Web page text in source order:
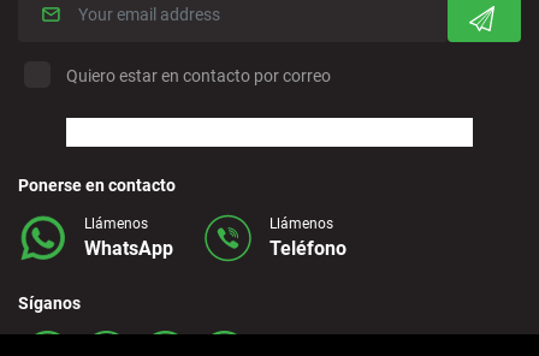
Marbella - Estepona
Finestrat - Playa
Fuerteventura - Aeropuerto
Granada - Centro
Quiero estar en contacto por correo
Ponerse en contacto
Llámenos
WhatsApp
Llámenos
Teléfono
Síganos